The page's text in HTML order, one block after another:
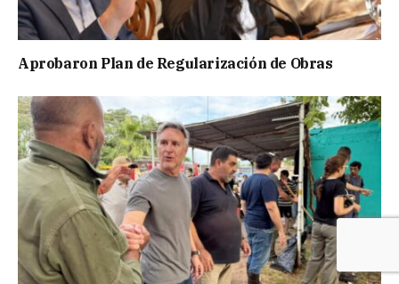
Aprobaron Plan de Regularización de Obras